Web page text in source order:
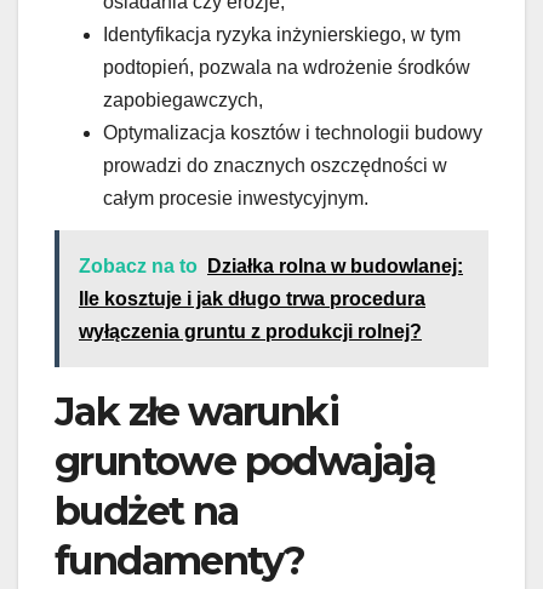
Identyfikacja ryzyka inżynierskiego, w tym
podtopień, pozwala na wdrożenie środków
zapobiegawczych,
Optymalizacja kosztów i technologii budowy
prowadzi do znacznych oszczędności w
całym procesie inwestycyjnym.
Zobacz na to
Działka rolna w budowlanej:
Ile kosztuje i jak długo trwa procedura
wyłączenia gruntu z produkcji rolnej?
Jak złe warunki
gruntowe podwajają
budżet na
fundamenty?